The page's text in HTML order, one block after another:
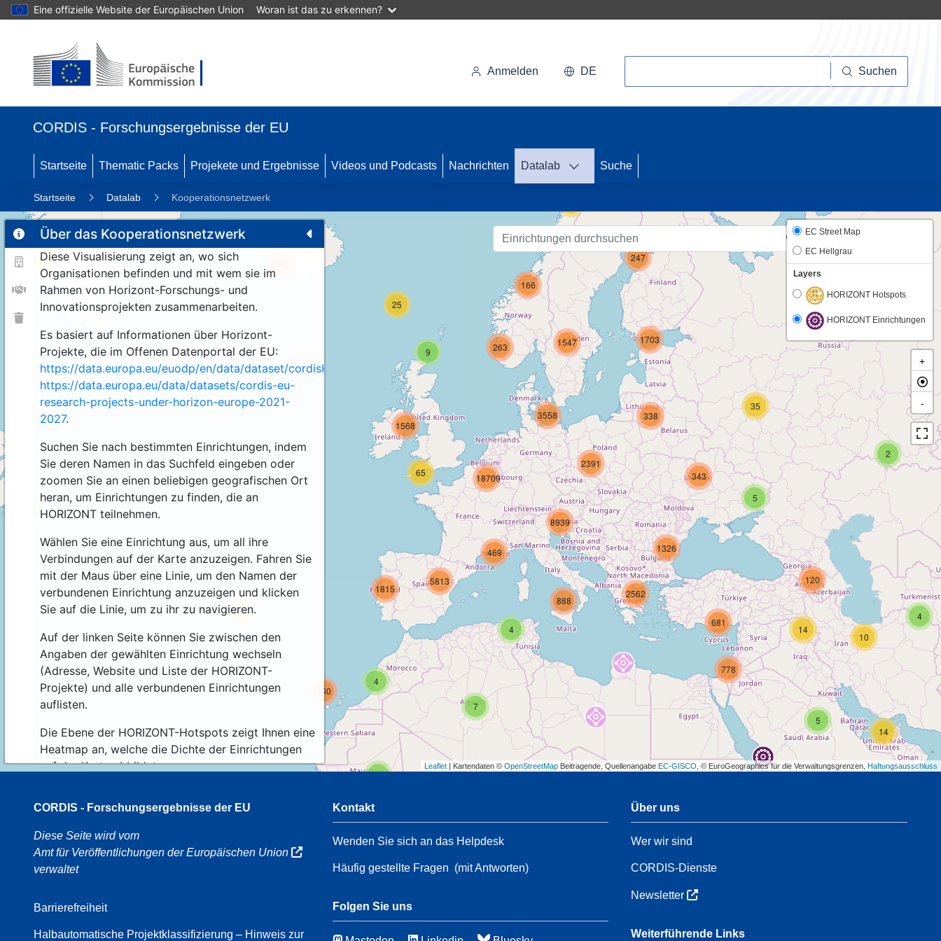
Eine offizielle Website der Europäischen Union Woran ist das zu erkennen?
Anmelden DE Suchen
CORDIS - Forschungsergebnisse der EU
Startseite Thematic Packs Projekete und Ergebnisse Videos und Podcasts Nachrichten Datalab Suche
Startseite Datalab Kooperationsnetzwerk
Über das Kooperationsnetzwerk
Diese Visualisierung zeigt an, wo sich
Organisationen befinden und mit wem sie im
Rahmen von Horizont-Forschungs- und
Innovationsprojekten zusammenarbeiten.
Es basiert auf Informationen über Horizont-
Projekte, die im Offenen Datenportal der EU:
https://data.europa.eu/euodp/en/data/dataset/cordisH2020projects.
https://data.europa.eu/data/datasets/cordis-eu-
research-projects-under-horizon-europe-2021-
2027.
Suchen Sie nach bestimmten Einrichtungen, indem
Sie deren Namen in das Suchfeld eingeben oder
zoomen Sie an einen beliebigen geografischen Ort
heran, um Einrichtungen zu finden, die an
HORIZONT teilnehmen.
Wählen Sie eine Einrichtung aus, um all ihre
Verbindungen auf der Karte anzuzeigen. Fahren Sie
mit der Maus über eine Linie, um den Namen der
verbundenen Einrichtung anzuzeigen und klicken
Sie auf die Linie, um zu ihr zu navigieren.
Auf der linken Seite können Sie zwischen den
Angaben der gewählten Einrichtung wechseln
(Adresse, Website und Liste der HORIZONT-
Projekte) und alle verbundenen Einrichtungen
auflisten.
Die Ebene der HORIZONT-Hotspots zeigt Ihnen eine
Heatmap an, welche die Dichte der Einrichtungen
auf der Karte abbildet.
4
5
10
14
2
21
54
11
4
44
160
2
35
25
9
166
263
4
888
5
14
120
1326
778
681
2562
7
1815
5813
65
469
3558
1568
18709
338
343
8939
2391
247
1547 1703
EC Street Map
EC Hellgrau
Layers
HORIZONT Hotspots
HORIZONT Einrichtungen
+
-
Leaflet | Kartendaten © OpenStreetMap Beitragende, Quellenangabe EC-GISCO , © EuroGeographics für die Verwaltungsgrenzen, Haftungsausschluss
CORDIS - Forschungsergebnisse der EU
Diese Seite wird vom
Amt für Veröffentlichungen der Europäischen Union
verwaltet
Barrierefreiheit
Halbautomatische Projektklassifizierung – Hinweis zur
Kontakt
Wenden Sie sich an das Helpdesk
Häufig gestellte Fragen (mit Antworten)
Folgen Sie uns
Über uns
Wer wir sind
CORDIS-Dienste
Newsletter
Weiterführende Links